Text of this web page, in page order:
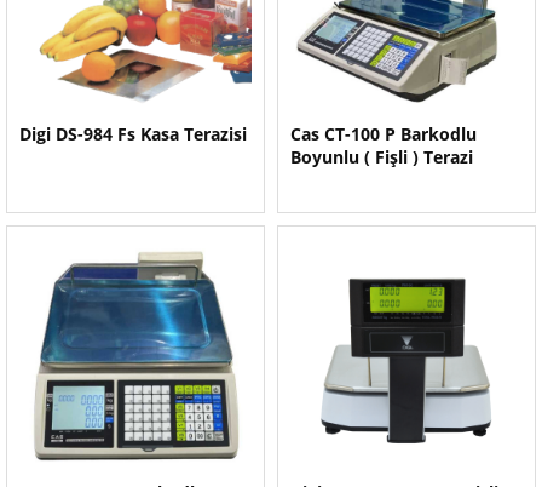
Digi DS-984 Fs Kasa Terazisi
Cas CT-100 P Barkodlu
Boyunlu ( Fişli ) Terazi